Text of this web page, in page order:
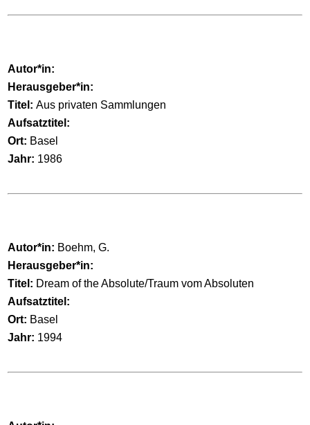
Autor*in:
Herausgeber*in:
Titel: Aus privaten Sammlungen
Aufsatztitel:
Ort: Basel
Jahr: 1986
Autor*in: Boehm, G.
Herausgeber*in:
Titel: Dream of the Absolute/Traum vom Absoluten
Aufsatztitel:
Ort: Basel
Jahr: 1994